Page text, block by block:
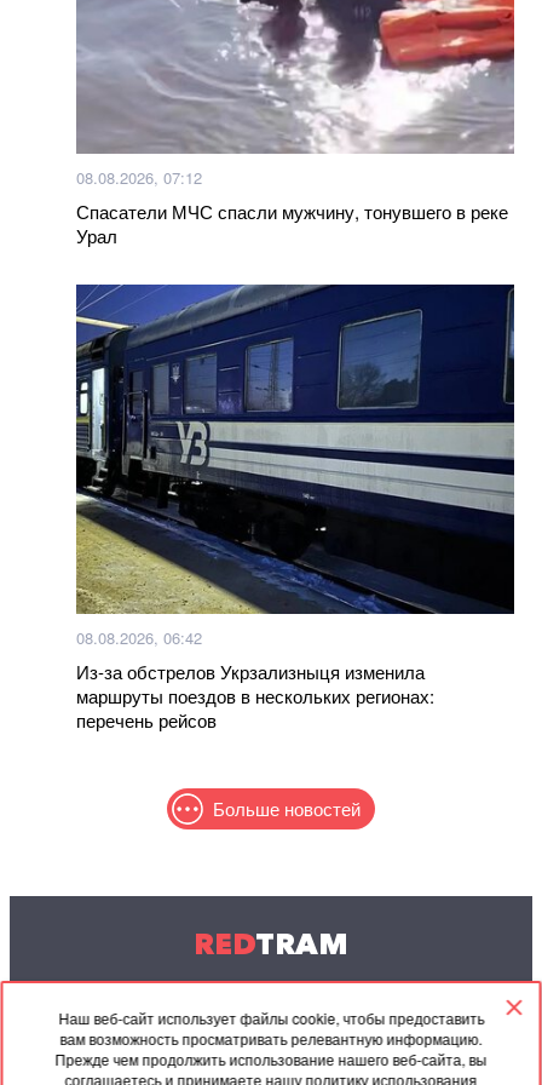
Наш веб-сайт использует файлы cookie, чтобы предоставить
вам возможность просматривать релевантную информацию.
Прежде чем продолжить использование нашего веб-сайта, вы
соглашаетесь и принимаете нашу политику использования
08.08.2026, 07:12
Спасатели МЧС спасли мужчину, тонувшего в реке
Урал
08.08.2026, 06:42
Из-за обстрелов Укрзализныця изменила
маршруты поездов в нескольких регионах:
перечень рейсов
Больше новостей
REDTRAM
© 2004-2026 Redtram, Ltd.
Сотрудничество
Архив
Контакты